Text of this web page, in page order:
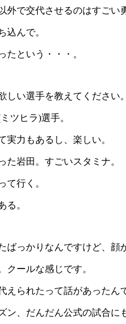
で交代させるのはすごい
込んで。
たという・・・。
い選手を教えてください。
ツヒラ)選手。
実力もあるし、楽しい。
岩田。すごいスタミナ。
て行く。
る。
ばっかりなんですけど、顔
クールな感じです。
られたって話があったん
、だんだん公式の試合に